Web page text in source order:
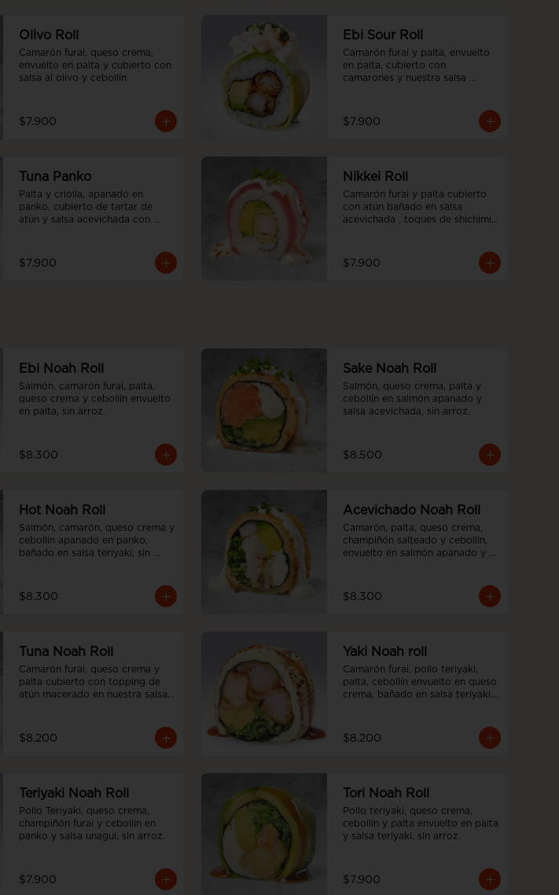
Olivo Roll
Camarón furai, queso crema,
envuelto en palta y cubierto con
salsa al olivo y cebollín
$7.900
Ebi Sour Roll
Camarón furai y palta, envuelto
en palta, cubierto con
camarones y nuestra salsa
$7.900
Tuna Panko
Palta y criolla, apanado en
panko, cubierto de tartar de
atún y salsa acevichada con
$7.900
Nikkei Roll
Camarón furai y palta cubierto
con atún bañado en salsa
acevichada , toques de shichimi
$7.900
Ebi Noah Roll
Salmón, camarón furai, palta,
queso crema y cebollín envuelto
en palta, sin arroz.
$8.300
Sake Noah Roll
Salmón, queso crema, palta y
cebollín en salmón apanado y
salsa acevichada, sin arroz.
$8.500
Hot Noah Roll
Salmón, camarón, queso crema y
cebollín apanado en panko,
bañado en salsa teriyaki, sin
$8.300
Acevichado Noah Roll
Camarón, palta, queso crema,
champiñón salteado y cebollín,
envuelto en salmón apanado y
$8.300
Tuna Noah Roll
Camarón furai, queso crema y
palta cubierto con topping de
atún macerado en nuestra salsa
$8.200
Yaki Noah roll
Camarón furai, pollo teriyaki,
palta, cebollín envuelto en queso
crema, bañado en salsa teriyaki,
$8.200
Teriyaki Noah Roll
Pollo Teriyaki, queso crema,
champiñón furai y cebollín en
panko y salsa unagui, sin arroz.
$7.900
Tori Noah Roll
Pollo teriyaki, queso crema,
cebollín y palta envuelto en palta
y salsa teriyaki, sin arroz.
$7.900